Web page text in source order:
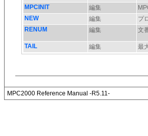
MPC2000 Reference Manual -R5.11-